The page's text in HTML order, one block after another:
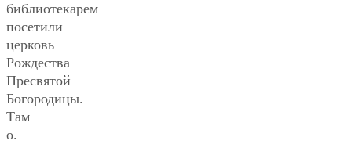
библиотекарем
посетили
церковь
Рождества
Пресвятой
Богородицы.
Там
о.